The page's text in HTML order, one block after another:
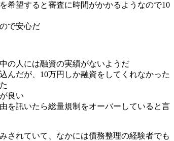
希望すると審査に時間がかかるようなので10
で安心だ
の人には融資の実績がないようだ
んだが、10万円しか融資をしてくれなかった
良い
を訊いたら総量規制をオーバーしていると言
されていて、なかには債務整理の経験者でも